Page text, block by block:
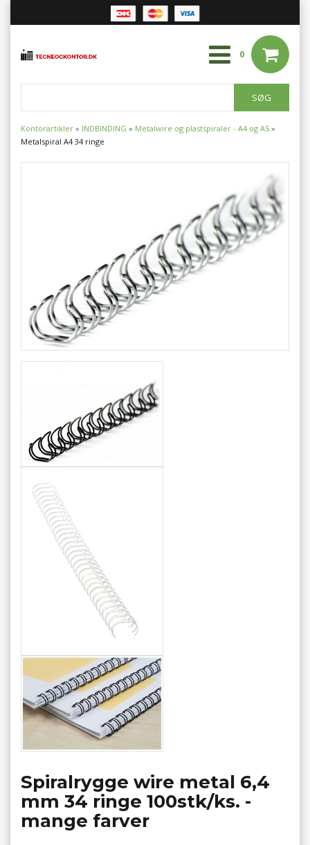
0
Kontorartikler » INDBINDING » Metalwire og plastspiraler - A4 og A5 »
Metalspiral A4 34 ringe
Spiralrygge wire metal 6,4
mm 34 ringe 100stk/ks. -
mange farver